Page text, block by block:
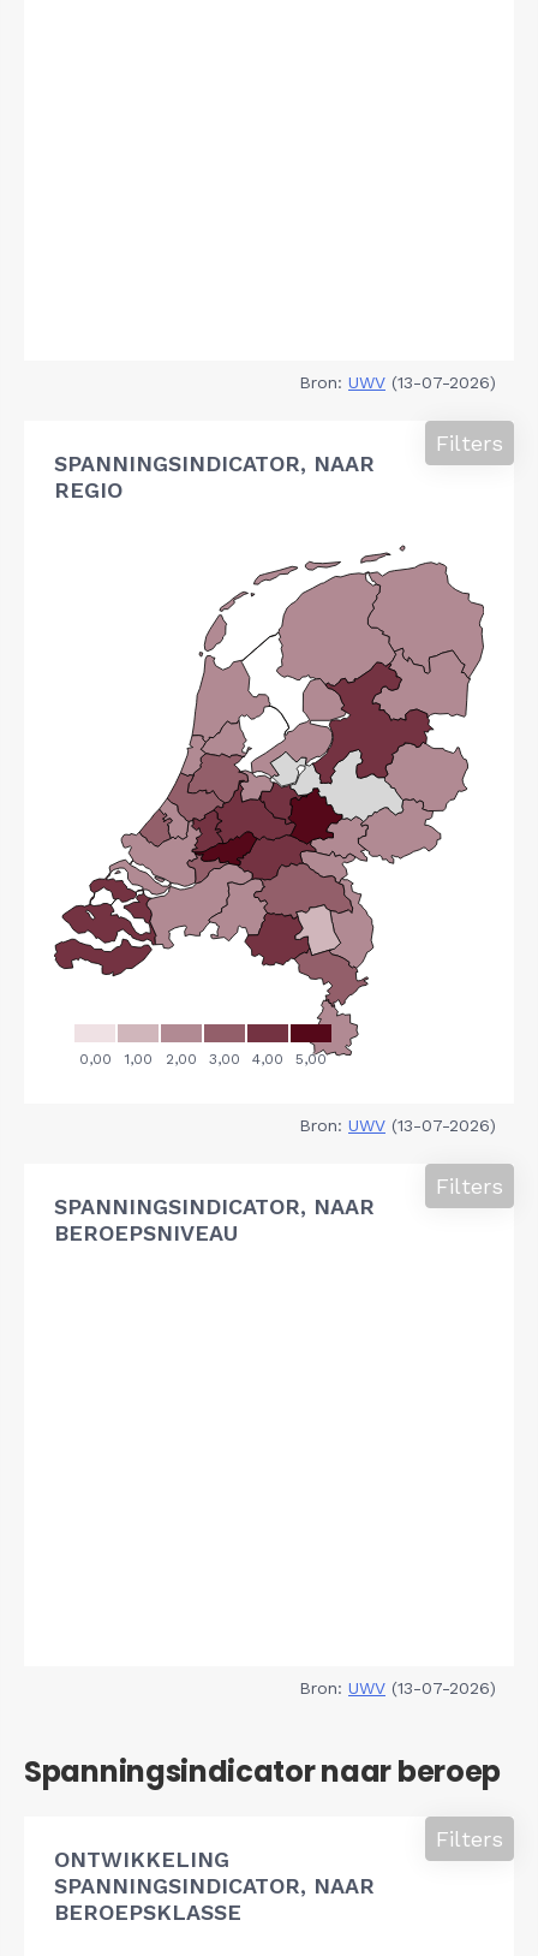
Bron: UWV (13-07-2026)
SPANNINGSINDICATOR, NAAR
REGIO
Filters
Bron: UWV (13-07-2026)
SPANNINGSINDICATOR, NAAR
BEROEPSNIVEAU
Filters
Bron: UWV (13-07-2026)
Spanningsindicator naar beroep
ONTWIKKELING
SPANNINGSINDICATOR, NAAR
BEROEPSKLASSE
Filters